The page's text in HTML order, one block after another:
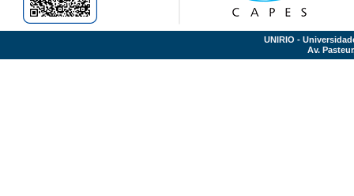
UNIRIO -
Av.